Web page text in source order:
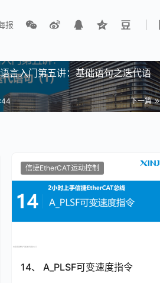
报
言入门第五讲：基础语句之迭代语
下一篇
信捷EtherCAT运动控制
14、 A_PLSF可变速度指令